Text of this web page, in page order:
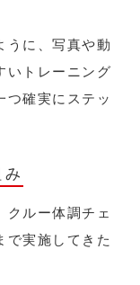
うに、写真や動
いトレーニング
つ確実にステッ
クルー体調チェ
で実施してきた